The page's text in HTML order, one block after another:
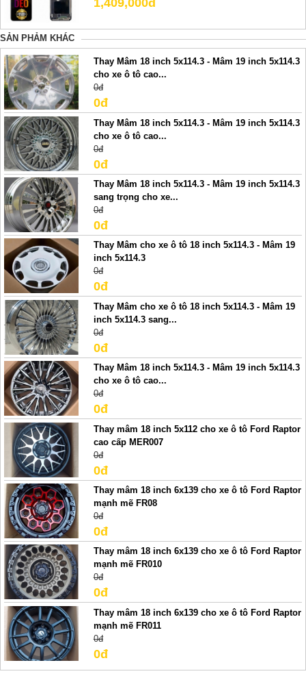
SẢN PHẢM KHÁC
Thay Mâm 18 inch 5x114.3 - Mâm 19 inch 5x114.3
cho xe ô tô cao...
0đ
0đ
Thay Mâm 18 inch 5x114.3 - Mâm 19 inch 5x114.3
cho xe ô tô cao...
0đ
0đ
Thay Mâm 18 inch 5x114.3 - Mâm 19 inch 5x114.3
sang trọng cho xe...
0đ
0đ
Thay Mâm cho xe ô tô 18 inch 5x114.3 - Mâm 19
inch 5x114.3
0đ
0đ
Thay Mâm cho xe ô tô 18 inch 5x114.3 - Mâm 19
inch 5x114.3 sang...
0đ
0đ
Thay Mâm 18 inch 5x114.3 - Mâm 19 inch 5x114.3
cho xe ô tô cao...
0đ
0đ
Thay mâm 18 inch 5x112 cho xe ô tô Ford Raptor
cao cấp MER007
0đ
0đ
Thay mâm 18 inch 6x139 cho xe ô tô Ford Raptor
mạnh mẽ FR08
0đ
0đ
Thay mâm 18 inch 6x139 cho xe ô tô Ford Raptor
mạnh mẽ FR010
0đ
0đ
Thay mâm 18 inch 6x139 cho xe ô tô Ford Raptor
mạnh mẽ FR011
0đ
0đ